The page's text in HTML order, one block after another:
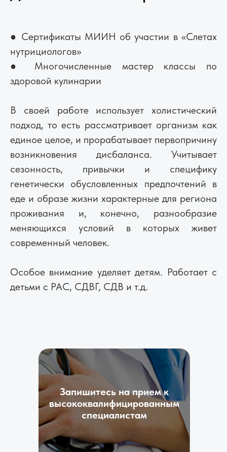
● Сертификаты МИИН об участии в «Слетах
нутрициологов»
● Многочисленные мастер классы по
здоровой кулинарии
В своей работе использует холистический
подход, то есть рассматривает организм как
единое целое, и прорабатывает первопричину
возникновения дисбаланса. Учитывает
сезонность, привычки и специфику
генетически обусловленных предпочтений в
еде и образе жизни характерные для региона
проживания и, конечно, разнообразие
меняющихся условий в которых живет
современный человек.
Особое внимание уделяет детям. Работает с
детьми с РАС, СДВГ, СДВ и т.д.
Запишитесь на прием к
высококвалифицированным
специалистам